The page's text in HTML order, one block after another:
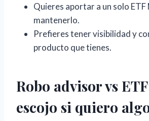
Quieres aportar a un solo
mantenerlo.
Prefieres tener visibilidad y
producto que tienes.
Robo advisor vs
escojo si quiero